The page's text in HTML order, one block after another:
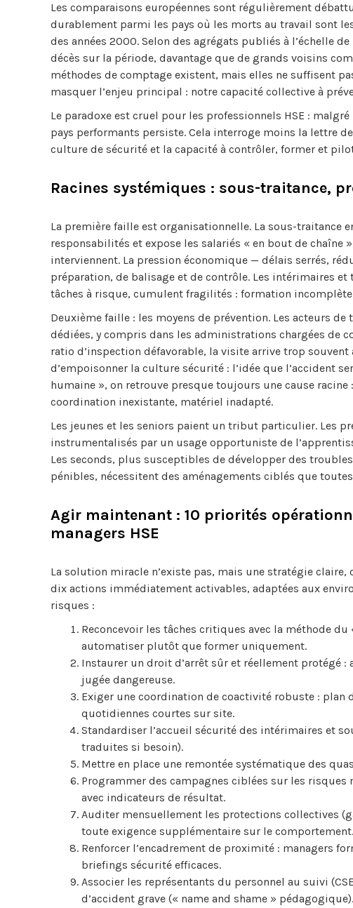
Les comparaisons européennes sont régulièrement
durablement parmi les pays où les morts au travail sont
des années 2000. Selon des agrégats publiés à l’échelle
décès sur la période, davantage que de grands voisins
méthodes de comptage existent, mais elles ne suffisent
masquer l’enjeu principal : notre capacité collective à
Le paradoxe est cruel pour les professionnels HSE :
pays performants persiste. Cela interroge moins la lettre
culture de sécurité et la capacité à contrôler, former et
Racines systémiques : sous-traitance,
La première faille est organisationnelle. La sous-traitance
responsabilités et expose les salariés « en bout de
interviennent. La pression économique — délais serrés,
préparation, de balisage et de contrôle. Les intérimaires
tâches à risque, cumulent fragilités : formation
Deuxième faille : les moyens de prévention. Les acteurs
dédiées, y compris dans les administrations chargées de
ratio d’inspection défavorable, la visite arrive trop souvent
d’empoisonner la culture sécurité : l’idée que l’accident
humaine », on retrouve presque toujours une cause
coordination inexistante, matériel inadapté.
Les jeunes et les seniors paient un tribut particulier. Les
instrumentalisés par un usage opportuniste de
Les seconds, plus susceptibles de développer des
pénibles, nécessitent des aménagements ciblés que
Agir maintenant : 10 priorités
managers HSE
La solution miracle n’existe pas, mais une stratégie
dix actions immédiatement activables, adaptées aux
risques :
Reconcevoir les tâches critiques avec la méthode
automatiser plutôt que former uniquement.
Instaurer un droit d’arrêt sûr et réellement protégé
jugée dangereuse.
Exiger une coordination de coactivité robuste :
quotidiennes courtes sur site.
Standardiser l’accueil sécurité des intérimaires et
traduites si besoin).
Mettre en place une remontée systématique des
Programmer des campagnes ciblées sur les
avec indicateurs de résultat.
Auditer mensuellement les protections collectives
toute exigence supplémentaire sur le comportement.
Renforcer l’encadrement de proximité : managers
briefings sécurité efficaces.
Associer les représentants du personnel au suivi
d’accident grave (« name and shame » pédagogique).